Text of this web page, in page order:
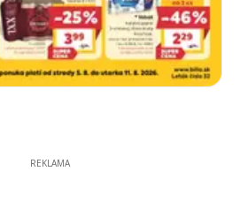
REKLAMA